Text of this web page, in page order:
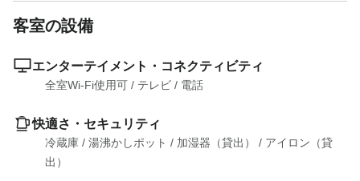
客室の設備
エンターテイメント・コネクティビティ
全室Wi-Fi使用可 / テレビ / 電話
快適さ・セキュリティ
冷蔵庫 / 湯沸かしポット / 加湿器（貸出） / アイロン（貸
出）